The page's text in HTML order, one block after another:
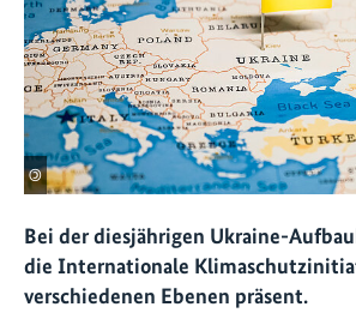
©
Bei der diesjährigen Ukraine-
die Internationale
verschiedenen Ebenen präsent.